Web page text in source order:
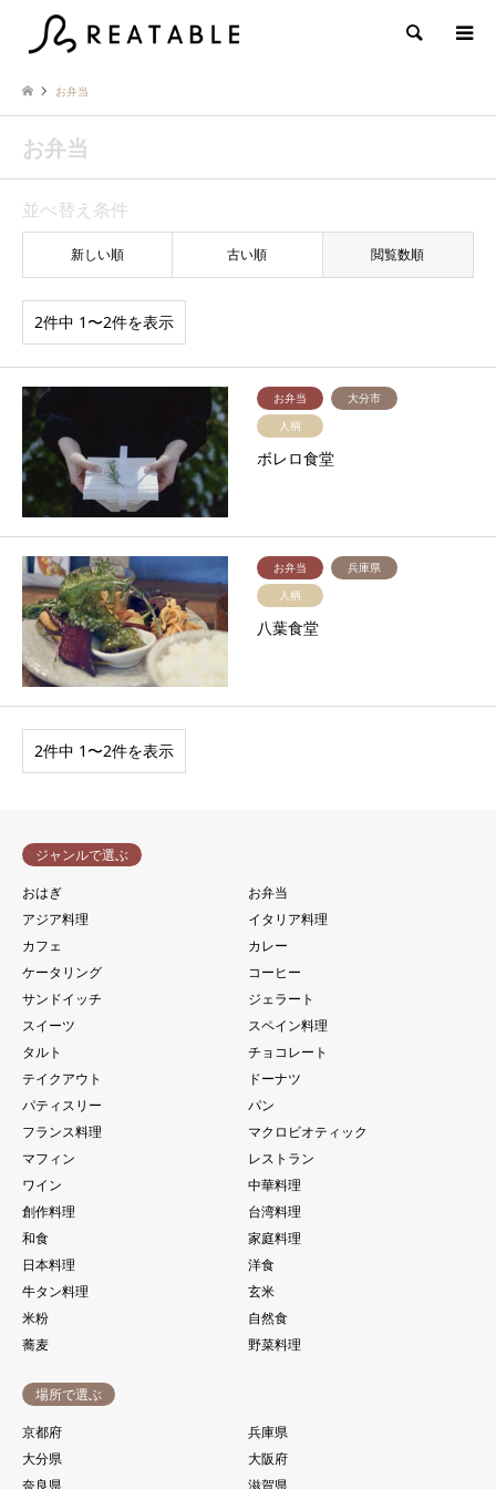
検索
お弁当
お弁当
並べ替え条件
新しい順 古い順 閲覧数順
2件中 1〜2件を表示
お弁当
大分市
人柄
ボレロ食堂
お弁当
兵庫県
人柄
八葉食堂
2件中 1〜2件を表示
ジャンルで選ぶ
おはぎ
お弁当
アジア料理
イタリア料理
カフェ
カレー
ケータリング
コーヒー
サンドイッチ
ジェラート
スイーツ
スペイン料理
タルト
チョコレート
テイクアウト
ドーナツ
パティスリー
パン
フランス料理
マクロビオティック
マフィン
レストラン
ワイン
中華料理
創作料理
台湾料理
和食
家庭料理
日本料理
洋食
牛タン料理
玄米
米粉
自然食
蕎麦
野菜料理
場所で選ぶ
京都府
兵庫県
大分県
大阪府